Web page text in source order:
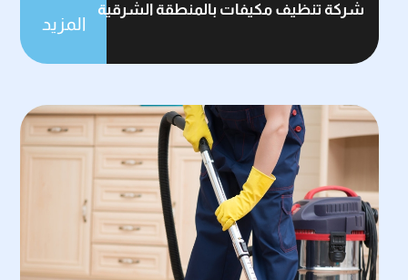
شركة تنظيف مكيفات بالمنطقة الشرقية
المزيد